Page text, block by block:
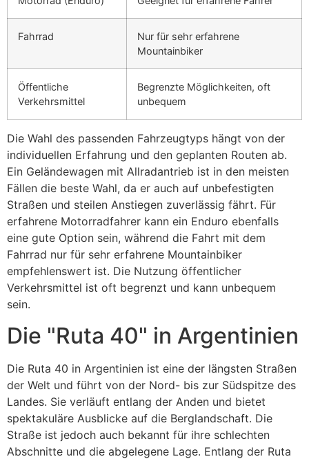
Fahrrad
Nur für sehr erfahrene
Mountainbiker
Öffentliche
Verkehrsmittel
Begrenzte Möglichkeiten, oft
unbequem
Die Wahl des passenden Fahrzeugtyps hängt von der
individuellen Erfahrung und den geplanten Routen ab.
Ein Geländewagen mit Allradantrieb ist in den meisten
Fällen die beste Wahl, da er auch auf unbefestigten
Straßen und steilen Anstiegen zuverlässig fährt. Für
erfahrene Motorradfahrer kann ein Enduro ebenfalls
eine gute Option sein, während die Fahrt mit dem
Fahrrad nur für sehr erfahrene Mountainbiker
empfehlenswert ist. Die Nutzung öffentlicher
Verkehrsmittel ist oft begrenzt und kann unbequem
sein.
Die "Ruta 40" in Argentinien
Die Ruta 40 in Argentinien ist eine der längsten Straßen
der Welt und führt von der Nord- bis zur Südspitze des
Landes. Sie verläuft entlang der Anden und bietet
spektakuläre Ausblicke auf die Berglandschaft. Die
Straße ist jedoch auch bekannt für ihre schlechten
Abschnitte und die abgelegene Lage. Entlang der Ruta